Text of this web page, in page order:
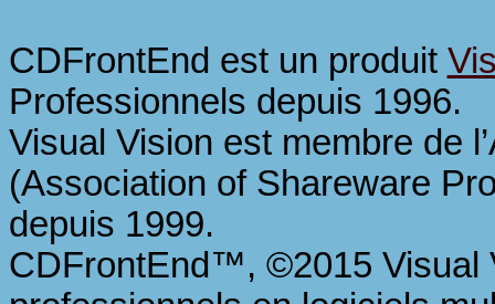
CDFrontEnd est un produit
Professionnels depuis 1996.
Visual Vision est membre de
(Association of Shareware
depuis 1999.
CDFrontEnd™, ©2015 Visual